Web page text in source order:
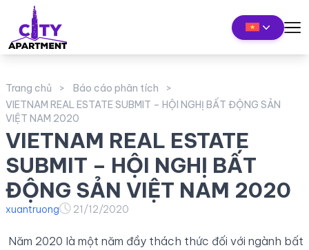
Trang chủ
Báo cáo phân tích
VIETNAM REAL ESTATE SUBMIT – HỘI NGHỊ BẤT ĐỘNG SẢN
VIỆT NAM 2020
VIETNAM REAL ESTATE
SUBMIT – HỘI NGHỊ BẤT
ĐỘNG SẢN VIỆT NAM 2020
xuantruong 21/12/2020
Năm 2020 là một năm đầy thách thức đối với ngành bất